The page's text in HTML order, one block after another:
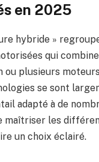
en 2025
hybride »
qui
ou plusieurs
se sont
adapté à de
maîtriser les
un choix éclairé.